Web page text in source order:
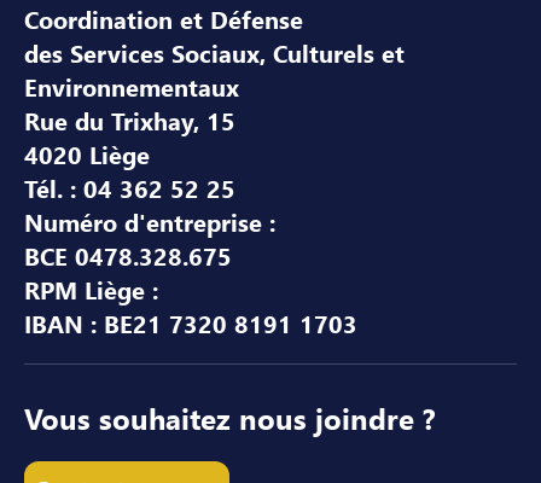
Coordination et Défense
des Services Sociaux, Culturels et
Environnementaux
Rue du Trixhay, 15
4020 Liège
Tél. : 04 362 52 25
Numéro d'entreprise :
BCE 0478.328.675
RPM Liège :
IBAN : BE21 7320 8191 1703
Vous souhaitez nous joindre ?